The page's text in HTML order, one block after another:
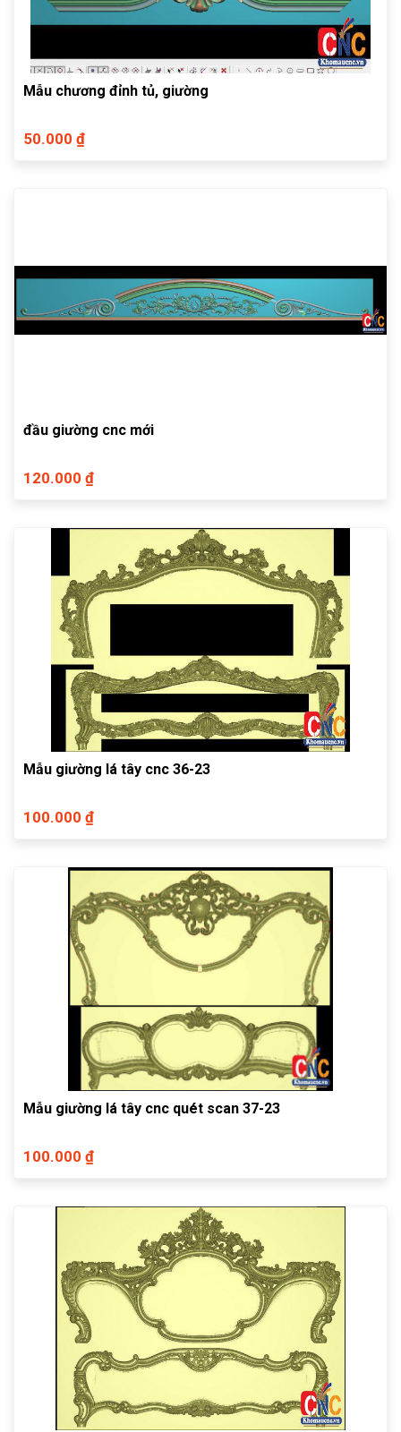
Mẫu chương đỉnh tủ, giường
50.000 ₫
đầu giường cnc mới
120.000 ₫
Mẫu giường lá tây cnc 36-23
100.000 ₫
Mẫu giường lá tây cnc quét scan 37-23
100.000 ₫